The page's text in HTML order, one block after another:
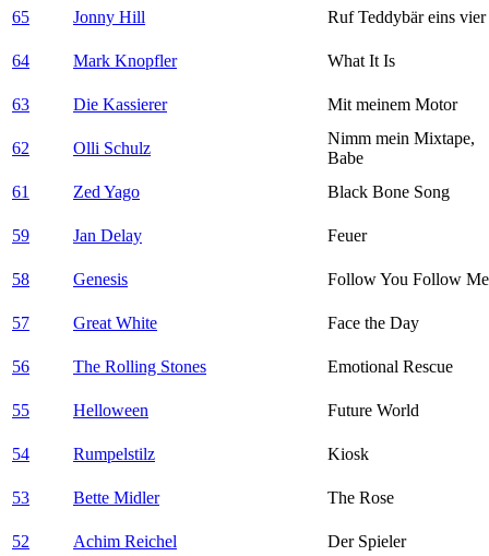
65
Jonny Hill Ruf Teddybär eins vier
64 Mark Knopfler What It Is
63 Die Kassierer Mit meinem Motor
62 Olli Schulz
Nimm mein Mixtape,
Babe
61
Zed Yago Black Bone Song
59 Jan Delay Feuer
58 Genesis Follow You Follow Me
57 Great White Face the Day
56 The Rolling Stones Emotional Rescue
55 Helloween Future World
54 Rumpelstilz Kiosk
53 Bette Midler The Rose
52 Achim Reichel Der Spieler